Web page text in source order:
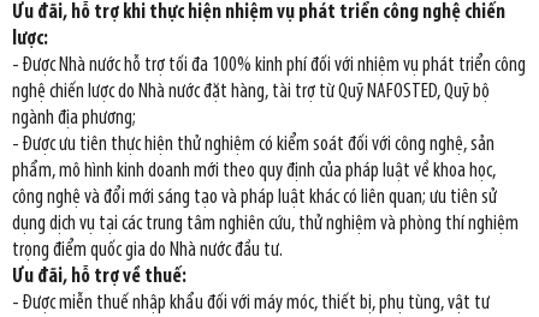
Ưu đãi, hỗ trợ khi thực hiện nhiệm vụ phát triển công nghệ chiến
lược:
- Được Nhà nước hỗ trợ tối đa 100% kinh phí đối với nhiệm vụ phát triển công
nghệ chiến lược do Nhà nước đặt hàng, tài trợ từ Quỹ NAFOSTED, Quỹ bộ
ngành địa phương;
- Được ưu tiên thực hiện thử nghiệm có kiểm soát đối với công nghệ, sản
phẩm, mô hình kinh doanh mới theo quy định của pháp luật về khoa học,
công nghệ và đổi mới sáng tạo và pháp luật khác có liên quan; ưu tiên sử
dụng dịch vụ tại các trung tâm nghiên cứu, thử nghiệm và phòng thí nghiệm
trọng điểm quốc gia do Nhà nước đầu tư.
Ưu đãi, hỗ trợ về thuế:
- Được miễn thuế nhập khẩu đối với máy móc, thiết bị, phụ tùng, vật tư